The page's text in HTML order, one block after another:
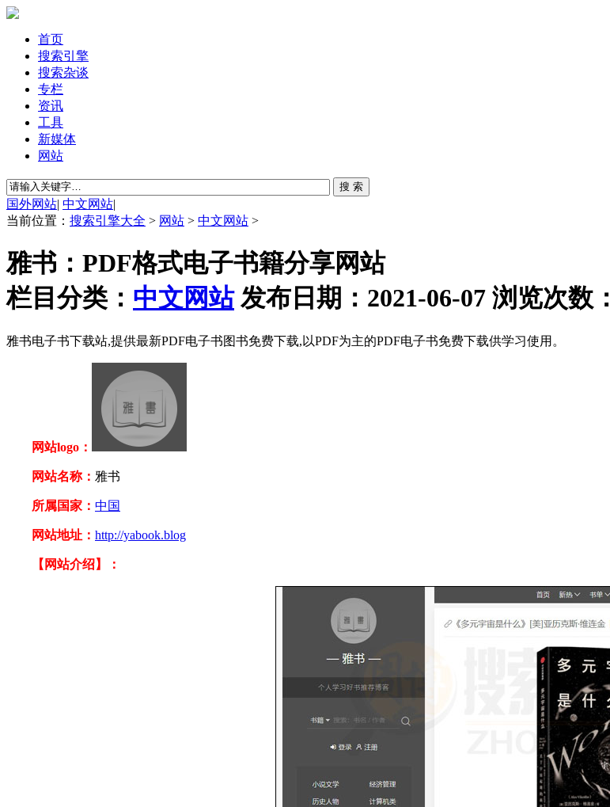
首页
搜索引擎
搜索杂谈
专栏
资讯
工具
新媒体
网站
国外网站| 中文网站|
当前位置： 搜索引擎大全 > 网站 > 中文网站 >
雅书：PDF格式电子书籍分享网站
栏目分类： 中文网站发布日期：2021-06-07 浏览次数：
雅书电子书下载站,提供最新PDF电子书图书免费下载,以PDF为主的PDF电子书免费下载供学习使用。
网站logo：
网站名称： 雅书
所属国家： 中国
网站地址： http://yabook.blog
【网站介绍】：